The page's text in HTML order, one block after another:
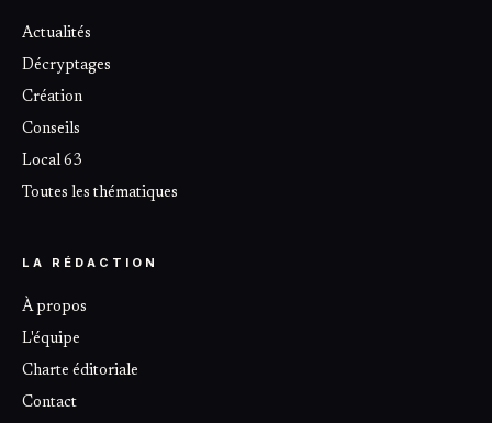
Actualités
Décryptages
Création
Conseils
Local 63
Toutes les thématiques
LA RÉDACTION
À propos
L'équipe
Charte éditoriale
Contact